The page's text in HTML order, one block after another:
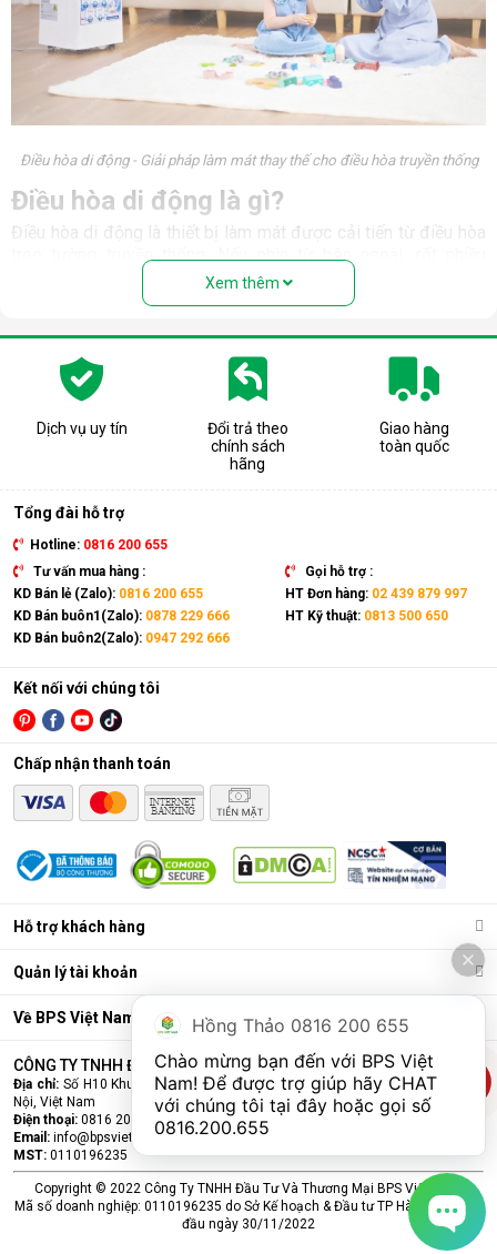
Điều hòa di động - Giải pháp làm mát thay thế cho điều hòa truyền thống
Điều hòa di động là gì?
Điều hòa di động là thiết bị làm mát được cải tiến từ điều hòa
người nhầm tưởng rằng thiết bị này là quạt hơi nước. Nhưng
thực chất, đây là một chiếc điều hòa “chính hiệu” với đầy đủ
gas, bảng điều khiển,... giống như một chiếc điều hòa thông
thường.
Có thể coi điều hòa di động là phiên bản thu nhỏ của điều hòa
tủ đứng nhưng với thiết kế cục nóng và cục lạnh trên cùng 1
thiết bị. Sản phẩm có kích thước gọn nhẹ, kết hợp cùng bánh
xe và tay cầm nên có thể dễ dàng di chuyển tới mọi vị trí trong
Điều hòa di động là gì?
Các chức năng chính của máy bao gồm: Làm lạnh, quạt gió,
hút ẩm và lọc khí. Bên cạnh đó, dòng sản phẩm này còn được
trang bị thêm khá nhiều tính năng và tiện ích đi kèm như: Hẹn
giờ, khóa trẻ em, remote, kết nối wifi,...
Ưu điểm vượt trội của điều hòa di động
Đáp ứng tốt nhu cầu làm mát, dễ dàng tháo lắp và di chuyển
chỉ là số ít những ưu điểm màđiều hòadi động đang sở hữu.
Cùng BPS Việt Nam tìm hiểu chi tiết về ưu điểm của dòng sản
phẩm này ngay nhé.
Xem thêm
Dịch vụ uy tín
Đổi trả theo
chính sách
hãng
Giao hàng
toàn quốc
Tổng đài hỗ trợ
Hotline: 0816 200 655
Tư vấn mua hàng :
KD Bán lẻ (Zalo): 0816 200 655
KD Bán buôn1(Zalo): 0878 229 666
KD Bán buôn2(Zalo): 0947 292 666
Gọi hỗ trợ :
HT Đơn hàng: 02 439 879 997
HT Kỹ thuật: 0813 500 650
Hỗ trợ khách hàng
Quản lý tài khoản
Về BPS Việt Nam
Kết nối với chúng tôi
Chấp nhận thanh toán
CÔNG TY TNHH ĐẦU TƯ VÀ THƯƠNG MẠI BPS VIỆT NAM
Địa chỉ: Số H10 Khu đấu giá Ngô Thì Nhậm, Phường Hà Đông, Thành phố Hà
Nội, Việt Nam
Điện thoại: 0816 200 655
Email: info@bpsvietnam.vn
MST: 0110196235
Copyright © 2022 Công Ty TNHH Đầu Tư Và Thương Mại BPS Việt Nam.
Mã số doanh nghiệp: 0110196235 do Sở Kế hoạch & Đầu tư TP Hà Nội cấp lần
đầu ngày 30/11/2022
Hồng Thảo 0816 200 655
Chào mừng bạn đến với BPS Việt
Nam! Để được trợ giúp hãy CHAT
0816.200.655